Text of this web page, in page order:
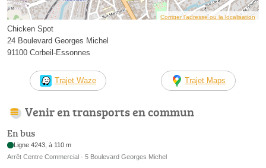
Corriger l’adresse ou la localisation
Chicken Spot
24 Boulevard Georges Michel
91100 Corbeil-Essonnes
Trajet Waze Trajet Maps
Venir en transports en commun
En bus
Ligne 4243, à 110 m
Arrêt Centre Commercial - 5 Boulevard Georges Michel